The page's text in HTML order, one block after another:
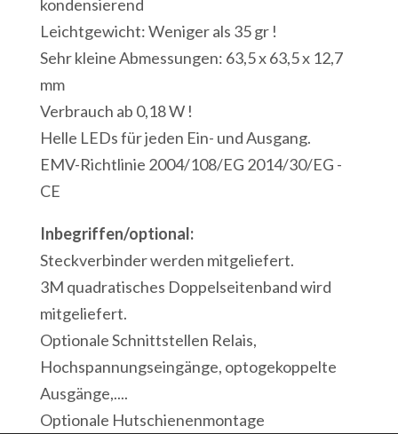
kondensierend
Leichtgewicht: Weniger als 35 gr !
Sehr kleine Abmessungen: 63,5 x 63,5 x 12,7
mm
Verbrauch ab 0,18 W !
Helle LEDs für jeden Ein- und Ausgang.
EMV-Richtlinie 2004/108/EG 2014/30/EG -
CE
Inbegriffen/optional:
Steckverbinder werden mitgeliefert.
3M quadratisches Doppelseitenband wird
mitgeliefert.
Optionale Schnittstellen Relais,
Hochspannungseingänge, optogekoppelte
Ausgänge,....
Optionale Hutschienenmontage